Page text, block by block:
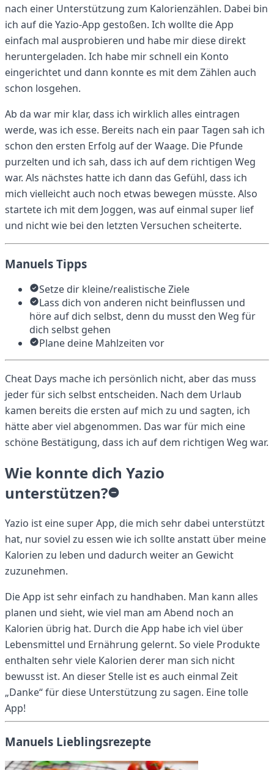
nach einer Unterstützung zum Kalorienzählen. Dabei bin
ich auf die Yazio-App gestoßen. Ich wollte die App
einfach mal ausprobieren und habe mir diese direkt
heruntergeladen. Ich habe mir schnell ein Konto
eingerichtet und dann konnte es mit dem Zählen auch
schon losgehen.
Ab da war mir klar, dass ich wirklich alles eintragen
werde, was ich esse. Bereits nach ein paar Tagen sah ich
schon den ersten Erfolg auf der Waage. Die Pfunde
purzelten und ich sah, dass ich auf dem richtigen Weg
war. Als nächstes hatte ich dann das Gefühl, dass ich
mich vielleicht auch noch etwas bewegen müsste. Also
startete ich mit dem Joggen, was auf einmal super lief
und nicht wie bei den letzten Versuchen scheiterte.
Manuels Tipps
Setze dir kleine/realistische Ziele
Lass dich von anderen nicht beinflussen und
höre auf dich selbst, denn du musst den Weg für
dich selbst gehen
Plane deine Mahlzeiten vor
Cheat Days mache ich persönlich nicht, aber das muss
jeder für sich selbst entscheiden. Nach dem Urlaub
kamen bereits die ersten auf mich zu und sagten, ich
hätte aber viel abgenommen. Das war für mich eine
schöne Bestätigung, dass ich auf dem richtigen Weg war.
Wie konnte dich Yazio
unterstützen?
Yazio ist eine super App, die mich sehr dabei unterstützt
hat, nur soviel zu essen wie ich sollte anstatt über meine
Kalorien zu leben und dadurch weiter an Gewicht
zuzunehmen.
Die App ist sehr einfach zu handhaben. Man kann alles
planen und sieht, wie viel man am Abend noch an
Kalorien übrig hat. Durch die App habe ich viel über
Lebensmittel und Ernährung gelernt. So viele Produkte
enthalten sehr viele Kalorien derer man sich nicht
bewusst ist. An dieser Stelle ist es auch einmal Zeit
„Danke“ für diese Unterstützung zu sagen. Eine tolle
App!
Manuels Lieblingsrezepte